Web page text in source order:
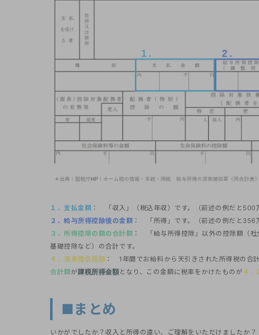
１．支払金額 ： 「収入」（税込年収）です。（前述の例だと500
２．給与所得控除後の金額 ： 「所得」です。（前述の例だと356
３．所得控除の額の合計額 ： 「給与所得控除」以外の控除額（社
基礎控除など）の合計です。
４．源泉徴収税額 ： 1年間でお給料から天引きされた所得税の合計
合計額が課税所得金額 となり、この金額に税率をかけたものが ４．
■まとめ
いかがでしたか？収入と所得の違い、ご理解をいただけましたか？